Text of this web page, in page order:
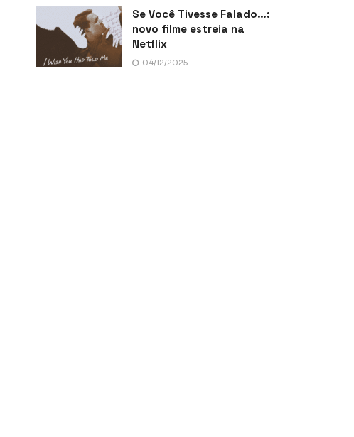
Se Você Tivesse Falado…:
novo filme estreia na
Netflix
04/12/2025